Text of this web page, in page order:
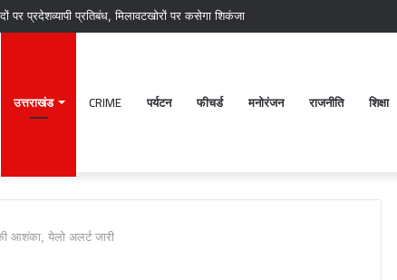
पर प्रदेशव्यापी प्रतिबंध, मिलावटखोरों पर कसेगा शिकंजा
उत्तराखंड CRIME पर्यटन फीचर्ड मनोरंजन राजनीति शिक्षा
आशंका, येलो अलर्ट जारी